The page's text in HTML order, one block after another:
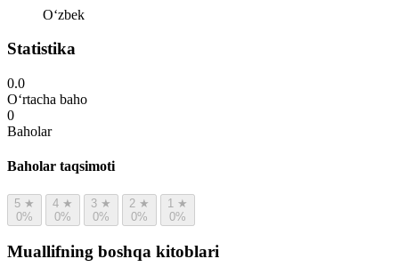
Oʻzbek
Statistika
0.0
O‘rtacha baho
0
Baholar
Baholar taqsimoti
5 ★
0%
4 ★
0%
3 ★
0%
2 ★
0%
1 ★
0%
Muallifning boshqa kitoblari